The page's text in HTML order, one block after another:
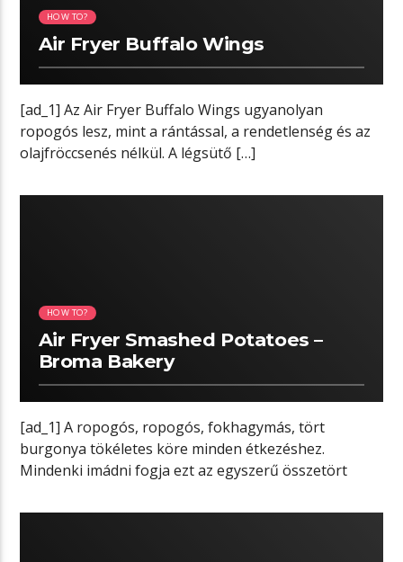
HOW TO?
Air Fryer Buffalo Wings
[ad_1] Az Air Fryer Buffalo Wings ugyanolyan
ropogós lesz, mint a rántással, a rendetlenség és az
olajfröccsenés nélkül. A légsütő […]
HOW TO?
Air Fryer Smashed Potatoes –
Broma Bakery
[ad_1] A ropogós, ropogós, fokhagymás, tört
burgonya tökéletes köre minden étkezéshez.
Mindenki imádni fogja ezt az egyszerű összetört